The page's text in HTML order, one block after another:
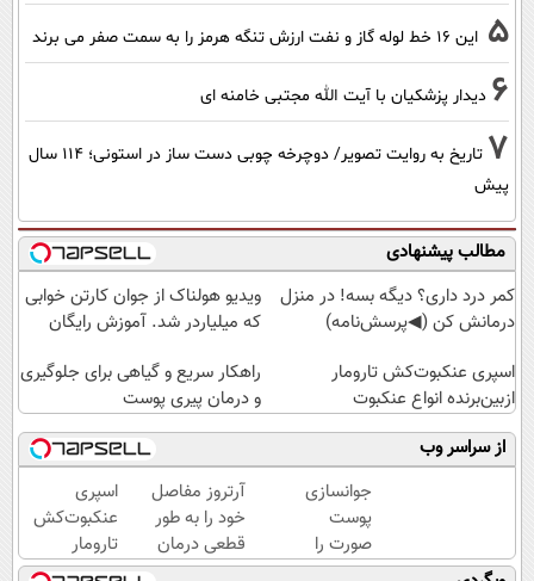
5 این 16 خط لوله گاز و نفت ارزش تنگه هرمز را به سمت صفر می برند
6 دیدار پزشکیان با آیت الله مجتبی خامنه ای
7
تاریخ به روایت تصویر/ دوچرخه چوبی دست ساز در استونی؛ 114 سال
پیش
مطالب پیشنهادی
کمر درد داری؟ دیگه بسه! در منزل
درمانش کن (◀پرسش‌نامه)
ویدیو هولناک از جوان کارتن خوابی
که میلیاردر شد. آموزش رایگان
اسپری عنکبوت‌‌کش تارومار
ازبین‌برنده انواع عنکبوت
راهکار سریع و گیاهی برای جلوگیری
و درمان پیری پوست
از سراسر وب
جوانسازی
پوست
صورت را
با کرم
آرتروز مفاصل
خود را به طور
قطعی درمان
کنید!
اسپری
عنکبوت‌‌کش
تارومار
ازبین‌برنده